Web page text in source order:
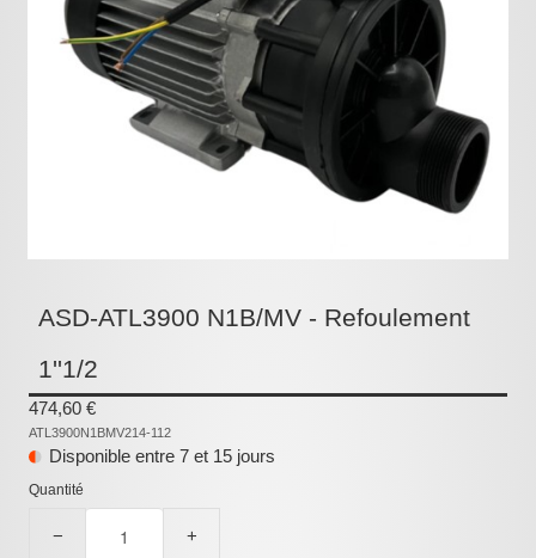
Pour l'entretien
Prestations Atelier
ASD-ATL3900 N1B/MV - Refoulement
1''1/2
474,60 €
ATL3900N1BMV214-112
Disponible entre 7 et 15 jours
Quantité
− +